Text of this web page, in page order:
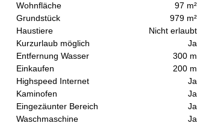
Wohnfläche
97 m²
Grundstück
979 m²
Haustiere
Nicht erlaubt
Kurzurlaub möglich
Ja
Entfernung Wasser
300 m
Einkaufen
200 m
Highspeed Internet
Ja
Kaminofen
Ja
Eingezäunter Bereich
Ja
Waschmaschine
Ja